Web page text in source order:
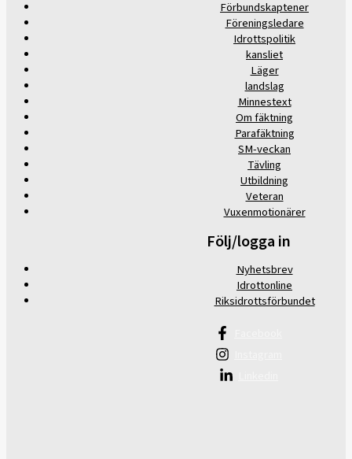
Förbundskaptener
Föreningsledare
Idrottspolitik
kansliet
Läger
landslag
Minnestext
Om fäktning
Parafäktning
SM-veckan
Tävling
Utbildning
Veteran
Vuxenmotionärer
Följ/logga in
Nyhetsbrev
Idrottonline
Riksidrottsförbundet